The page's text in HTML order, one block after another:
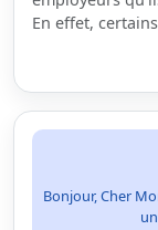
En effet,
Bonjour, Cher